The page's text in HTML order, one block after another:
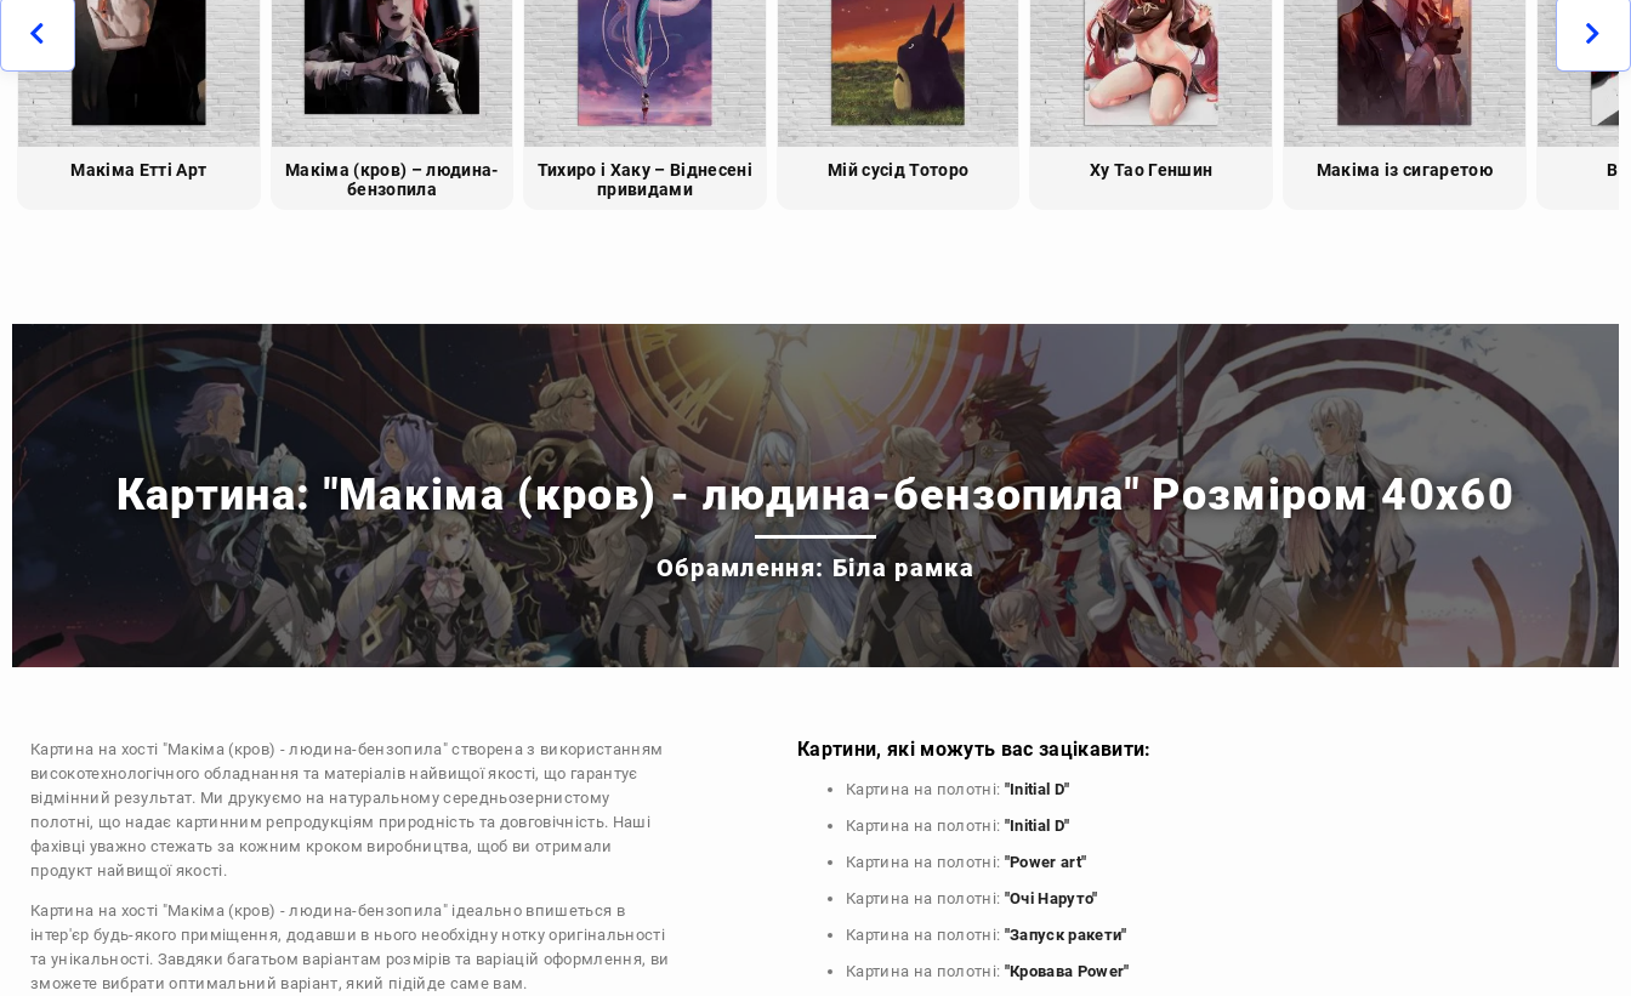
Макіма Етті Арт
Макіма (кров) – людина-
бензопила
Тихиро і Хаку – Віднесені
привидами
Мій сусід Тоторо Ху Тао Геншин Макіма із сигаретою
Картина: "Макіма (кров) - людина-бензопила" Розміром 40x60
Обрамлення: Біла рамка
Картина на хості "Макіма (кров) - людина-бензопила" створена з використанням
високотехнологічного обладнання та матеріалів найвищої якості, що гарантує
відмінний результат. Ми друкуємо на натуральному середньозернистому
полотні, що надає картинним репродукціям природність та довговічність. Наші
фахівці уважно стежать за кожним кроком виробництва, щоб ви отримали
продукт найвищої якості.
Картина на хості "Макіма (кров) - людина-бензопила" ідеально впишеться в
інтер'єр будь-якого приміщення, додавши в нього необхідну нотку оригінальності
та унікальності. Завдяки багатьом варіантам розмірів та варіацій оформлення, ви
зможете вибрати оптимальний варіант, який підійде саме вам.
Картини, які можуть вас зацікавити:
Картина на полотні: "Initial D"
Картина на полотні: "Initial D"
Картина на полотні: "Power art"
Картина на полотні: "Очі Наруто"
Картина на полотні: "Запуск ракети"
Картина на полотні: "Кровава Power"